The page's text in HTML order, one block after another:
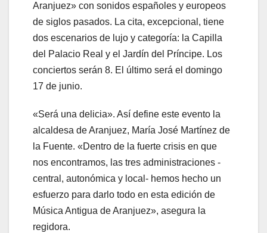
Aranjuez» con sonidos españoles y europeos
de siglos pasados. La cita, excepcional, tiene
dos escenarios de lujo y categoría: la Capilla
del Palacio Real y el Jardín del Príncipe. Los
conciertos serán 8. El último será el domingo
17 de junio.
«Será una delicia». Así define este evento la
alcaldesa de Aranjuez, María José Martínez de
la Fuente. «Dentro de la fuerte crisis en que
nos encontramos, las tres administraciones -
central, autonómica y local- hemos hecho un
esfuerzo para darlo todo en esta edición de
Música Antigua de Aranjuez», asegura la
regidora.